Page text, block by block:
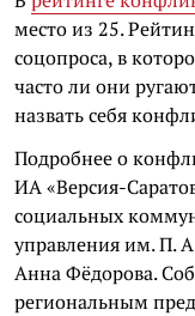
место из 25.
соцопроса, в
часто ли они
назвать себя
Подробнее о
ИА «Версия-
социальных
управления им. П.
Анна Фёдорова.
региональным